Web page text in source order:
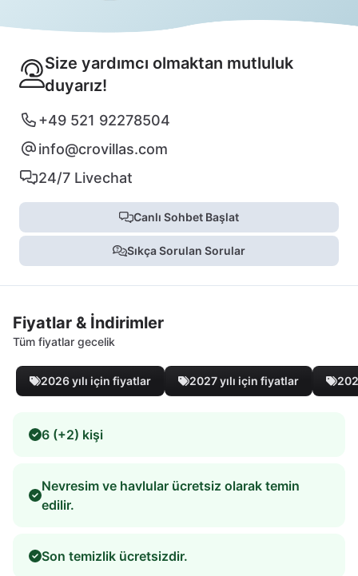
Size yardımcı olmaktan mutluluk
duyarız!
+49 521 92278504
info@crovillas.com
24/7 Livechat
Canlı Sohbet Başlat
Sıkça Sorulan Sorular
Fiyatlar & İndirimler
Tüm fiyatlar gecelik
2026 yılı için fiyatlar 2027 yılı için fiyatlar
6 (+2) kişi
Nevresim ve havlular ücretsiz olarak temin
edilir.
Son temizlik ücretsizdir.